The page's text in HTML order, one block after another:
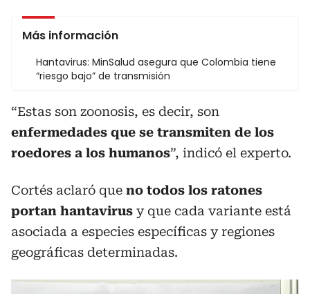
Más información
Hantavirus: MinSalud asegura que Colombia tiene
“riesgo bajo” de transmisión
“Estas son zoonosis, es decir, son
enfermedades que se transmiten de los
roedores a los humanos”, indicó el experto.
Cortés aclaró que no todos los ratones
portan hantavirus y que cada variante está
asociada a especies específicas y regiones
geográficas determinadas.